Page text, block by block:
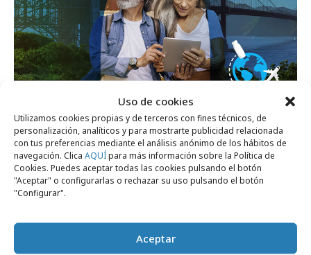
Uso de cookies
Utilizamos cookies propias y de terceros con fines técnicos, de
personalización, analíticos y para mostrarte publicidad relacionada
con tus preferencias mediante el análisis anónimo de los hábitos de
navegación. Clica AQUÍpara más información sobre la Política de
Cookies. Puedes aceptar todas las cookies pulsando el botón
"Aceptar" o configurarlas o rechazar su uso pulsando el botón
"Configurar".
Aceptar
miércoles, 12 de junio 2024
Actimel busca pareja de más de 50 años
La ESG de las marcas a examen